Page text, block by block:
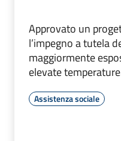
Approvato un
l’impegno a tutela
maggiormente
elevate
Assistenza sociale